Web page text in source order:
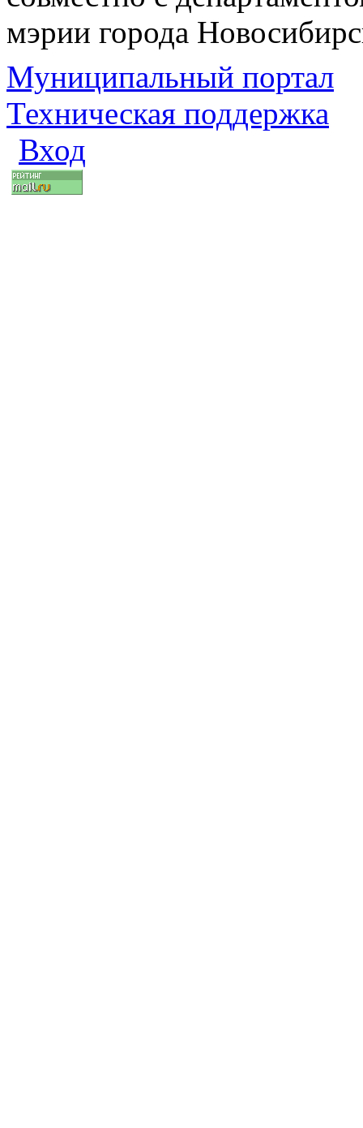
мэрии города
Муниципальный портал
Техническая поддержка
Вход